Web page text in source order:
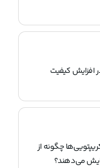
افزایش کیفیت
چگونه از
می‌دهند؟